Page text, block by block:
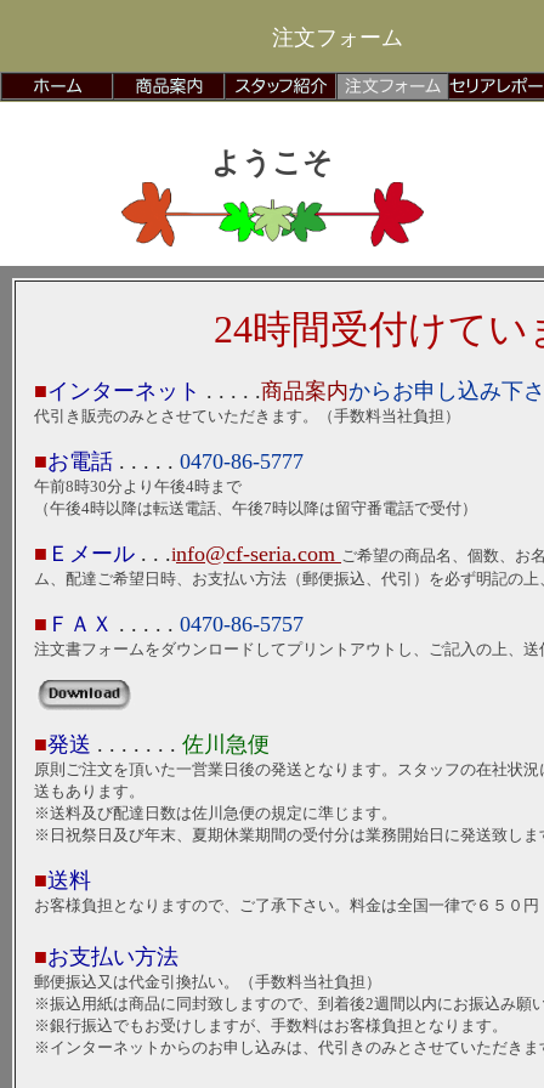
注文フォーム
ようこそ
24時間受付けてい
■インターネット . . . . .商品案内からお申し込み下
代引き販売のみとさせていただきます。（手数料当社負担）
■お電話 . . . . . 0470-86-5777
午前8時30分より午後4時まで
（午後4時以降は転送電話、午後7時以降は留守番電話で受付）
■ Ｅメール . . .info@cf-seria.com ご希望の商品名、個数、お
ム、配達ご希望日時、お支払い方法（郵便振込、代引）を必ず明記の
■ ＦＡＸ . . . . . 0470-86-5757
注文書フォームをダウンロードしてプリントアウトし、ご記入の上、送
■発送 . . . . . . . 佐川急便
原則ご注文を頂いた一営業日後の発送となります。スタッフの在社状
送もあります。
※送料及び配達日数は佐川急便の規定に準じます。
※日祝祭日及び年末、夏期休業期間の受付分は業務開始日に発送致しま
■送料
お客様負担となりますので、ご了承下さい。料金は全国一律で６５０
■お支払い方法
郵便振込又は代金引換払い。（手数料当社負担）
※振込用紙は商品に同封致しますので、到着後2週間以内にお振込み願
※銀行振込でもお受けしますが、手数料はお客様負担となります。
※インターネットからのお申し込みは、代引きのみとさせていただきま